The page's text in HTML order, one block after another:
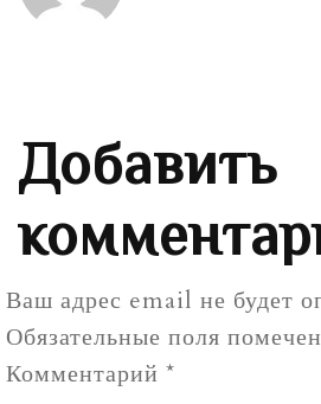
Добавить
Ваш адрес email не будет
Обязательные поля
Комментарий *